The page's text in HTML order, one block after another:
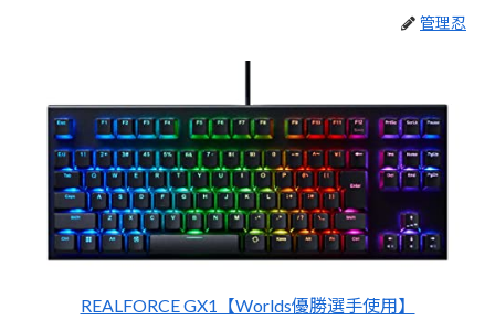
管理忍
REALFORCE GX1【Worlds優勝選手使用】